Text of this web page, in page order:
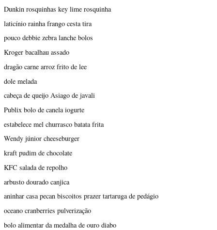
Dunkin rosquinhas key lime rosquinha
laticínio rainha frango cesta tira
pouco debbie zebra lanche bolos
Kroger bacalhau assado
dragão carne arroz frito de lee
dole melada
cabeça de queijo Asiago de javali
Publix bolo de canela iogurte
estabelece mel churrasco batata frita
Wendy júnior cheeseburger
kraft pudim de chocolate
KFC salada de repolho
arbusto dourado canjica
aninhar casa pecan biscoitos prazer tartaruga de pedágio
oceano cranberries pulverização
bolo alimentar da medalha de ouro diabo